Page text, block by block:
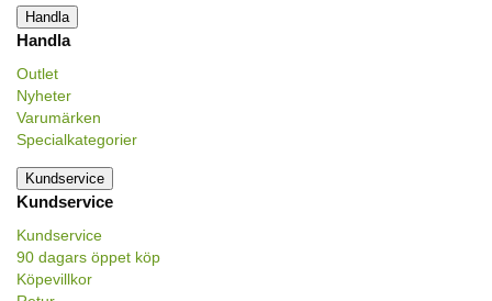
Handla
Handla
Outlet
Nyheter
Varumärken
Specialkategorier
Kundservice
Kundservice
Kundservice
90 dagars öppet köp
Köpevillkor